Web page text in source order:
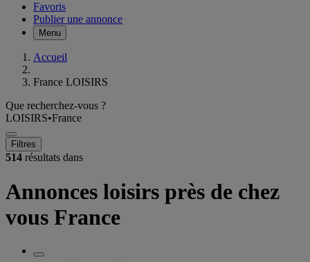
Favoris
Publier une annonce
Menu
Accueil
France LOISIRS
Que recherchez-vous ?
LOISIRS•France
Filtres
514 résultats dans
Annonces loisirs près de chez
vous France